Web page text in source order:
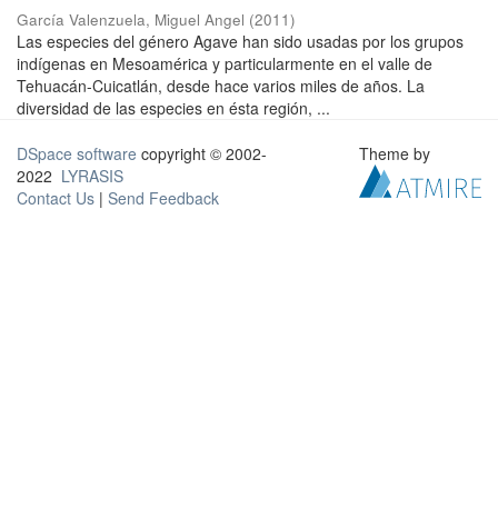
García Valenzuela, Miguel Angel (2011)
Las especies del género Agave han sido usadas por los grupos
indígenas en Mesoamérica y particularmente en el valle de
Tehuacán-Cuicatlán, desde hace varios miles de años. La
diversidad de las especies en ésta región, ...
DSpace software copyright © 2002-
2022 LYRASIS
Contact Us | Send Feedback
Theme by